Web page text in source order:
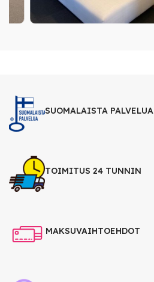
SUOMALAISTA PALVELUA
TOIMITUS 24 TUNNIN
MAKSUVAIHTOEHDOT